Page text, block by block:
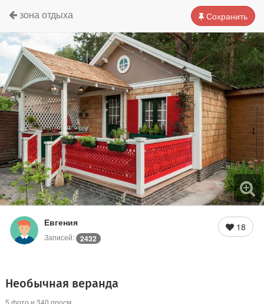
Сохранить
зона отдыха
Евгения
Записей: 2432
18
Необычная веранда